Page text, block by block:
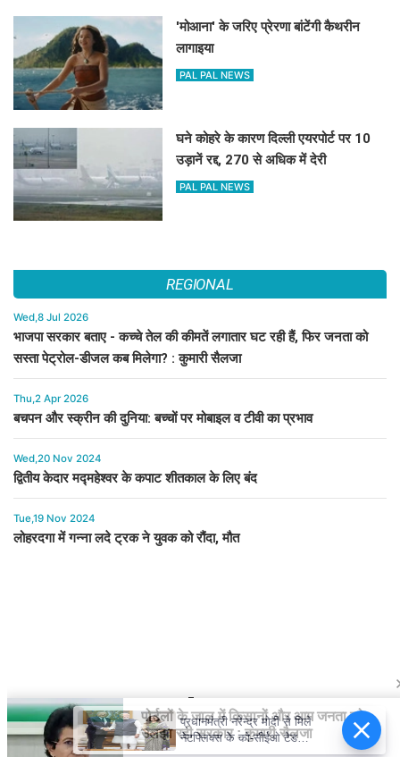
'मोआना' के जरिए प्रेरणा बांटेंगी कैथरीन
लागाइया
PAL PAL NEWS
घने कोहरे के कारण दिल्ली एयरपोर्ट पर 10
उड़ानें रद्द, 270 से अधिक में देरी
PAL PAL NEWS
REGIONAL
Wed,8 Jul 2026
भाजपा सरकार बताए - कच्चे तेल की कीमतें लगातार घट रही हैं, फिर जनता को
सस्ता पेट्रोल-डीजल कब मिलेगा? : कुमारी सैलजा
Thu,2 Apr 2026
बचपन और स्क्रीन की दुनिया: बच्चों पर मोबाइल व टीवी का प्रभाव
Wed,20 Nov 2024
द्वितीय केदार मद्महेश्वर के कपाट शीतकाल के लिए बंद
Tue,19 Nov 2024
लोहरदगा में गन्ना लदे ट्रक ने युवक को रौंदा, मौत
प्रधानमंत्री नरेन्द्र मोदी से मिले
नेटफ्लिक्स के को-सीईओ टेड
सारंडोस, मनोरंजन क्षेत्र की